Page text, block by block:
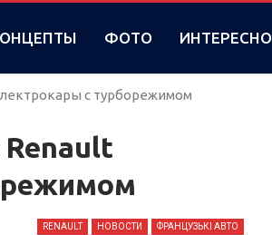
ФОТО ИНТЕРЕСНО
с турборежимом
RENAULT НОВОСТИ ФРАНЦУЗЬКІ АВТО